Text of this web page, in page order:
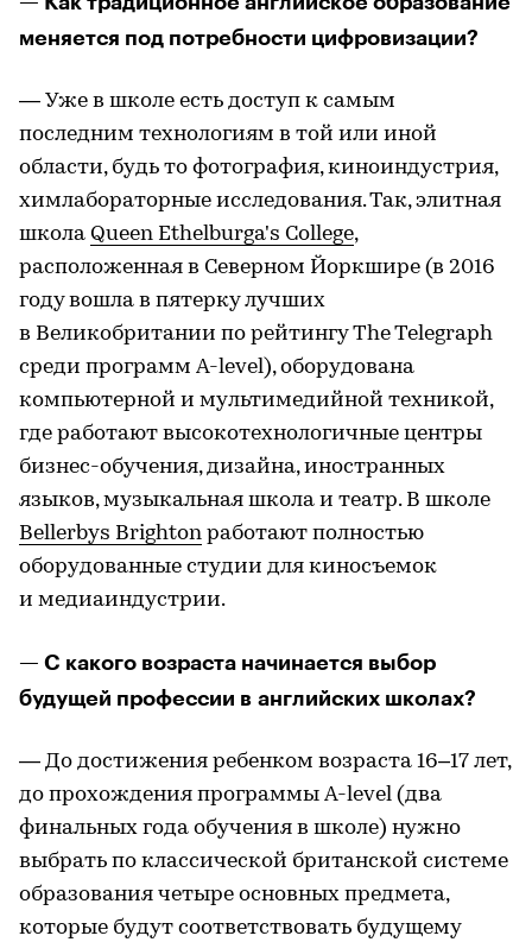
меняется под потребности цифровизации?
— Уже в школе есть доступ к самым
последним технологиям в той или иной
области, будь то фотография, киноиндустрия,
химлабораторные исследования. Так, элитная
школа Queen Ethelburga's College,
расположенная в Северном Йоркшире (в 2016
году вошла в пятерку лучших
в Великобритании по рейтингу The Telegraph
среди программ A-level), оборудована
компьютерной и мультимедийной техникой,
где работают высокотехнологичные центры
бизнес-обучения, дизайна, иностранных
языков, музыкальная школа и театр. В школе
Bellerbys Brighton работают полностью
оборудованные студии для киносъемок
и медиаиндустрии.
— С какого возраста начинается выбор
будущей профессии в английских школах?
— До достижения ребенком возраста 16–17 лет,
до прохождения программы A-level (два
финальных года обучения в школе) нужно
выбрать по классической британской системе
образования четыре основных предмета,
которые будут соответствовать будущему